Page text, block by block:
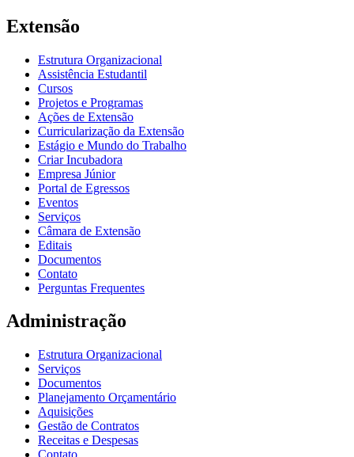
Extensão
Estrutura Organizacional
Assistência Estudantil
Cursos
Projetos e Programas
Ações de Extensão
Curricularização da Extensão
Estágio e Mundo do Trabalho
Criar Incubadora
Empresa Júnior
Portal de Egressos
Eventos
Serviços
Câmara de Extensão
Editais
Documentos
Contato
Perguntas Frequentes
Administração
Estrutura Organizacional
Serviços
Documentos
Planejamento Orçamentário
Aquisições
Gestão de Contratos
Receitas e Despesas